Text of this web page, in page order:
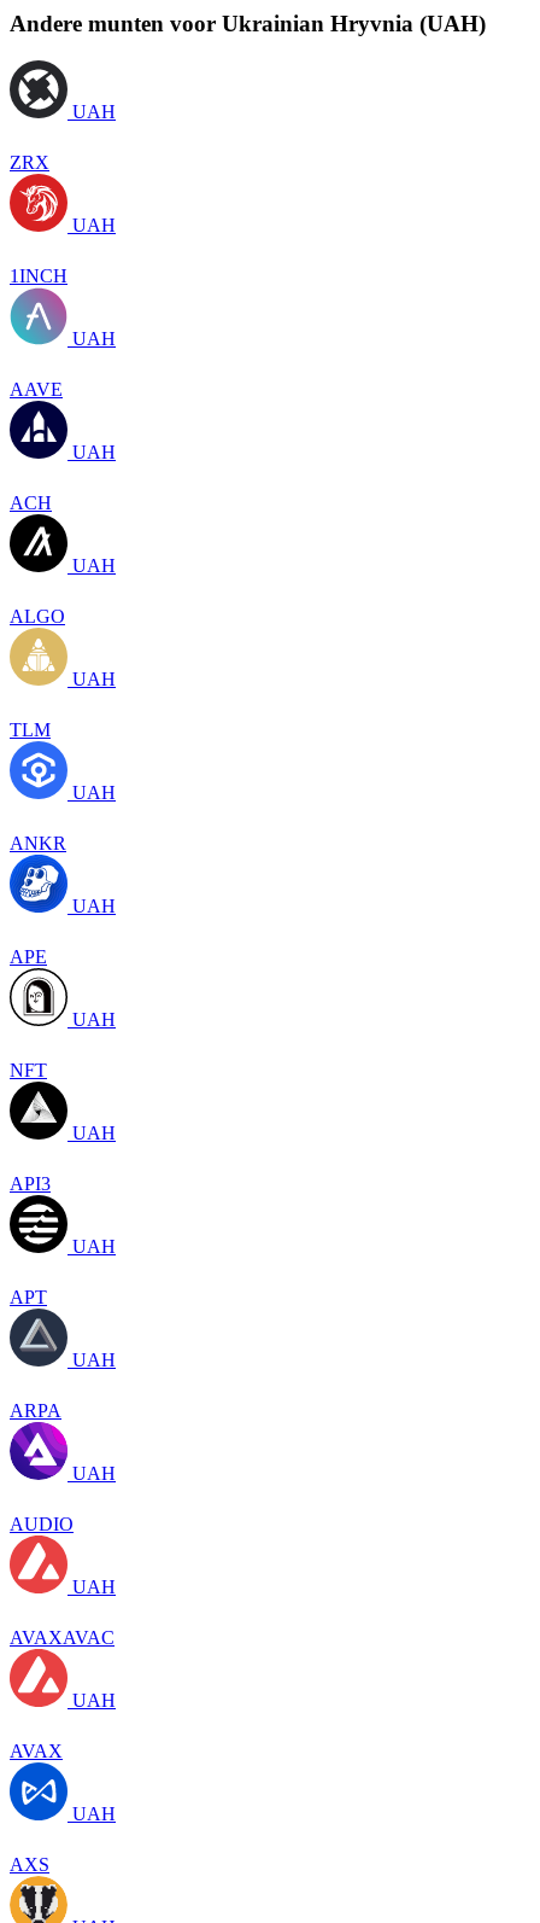
Andere munten voor Ukrainian Hryvnia (UAH)
UAH
ZRX
UAH
1INCH
UAH
AAVE
UAH
ACH
UAH
ALGO
UAH
TLM
UAH
ANKR
UAH
APE
UAH
NFT
UAH
API3
UAH
APT
UAH
ARPA
UAH
AUDIO
UAH
AVAXAVAC
UAH
AVAX
UAH
AXS